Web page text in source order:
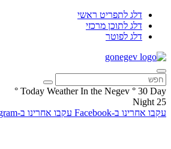
דלג לתפריט ראשי
דלג לתוכן מרכזי
דלג לפוטר
Today Weather In the Negev ° 30 Day
°
25
Night
עקבו אחרינו ב-Facebook
עקבו אחרינו ב-Instagram